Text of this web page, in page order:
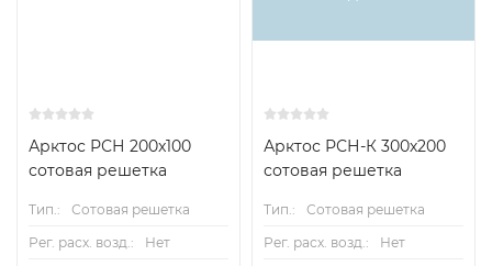
Арктос РСН 200x100
сотовая решетка
Тип.:
Сотовая решетка
Рег. расх. возд.:
Нет
Арктос РСН-К 300х200
сотовая решетка
Тип.:
Сотовая решетка
Рег. расх. возд.:
Нет